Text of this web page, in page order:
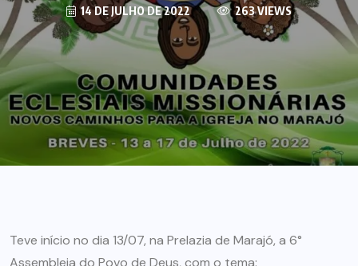
14 DE JULHO DE 2022 263 VIEWS
Teve início no dia 13/07, na Prelazia de Marajó, a 6°
Assembleia do Povo de Deus, com o tema: